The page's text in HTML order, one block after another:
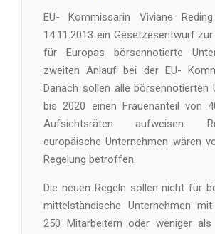
EU- Kommissarin Viviane
14.11.2013 ein Gesetzesentwurf
für Europas börsennotierte
zweiten Anlauf bei der EU-
Danach sollen alle börsennotierten
bis 2020 einen Frauenanteil von
Aufsichtsräten aufweisen.
europäische Unternehmen wären
Regelung betroffen.
Die neuen Regeln sollen nicht für
mittelständische Unternehmen
250 Mitarbeitern oder weniger als